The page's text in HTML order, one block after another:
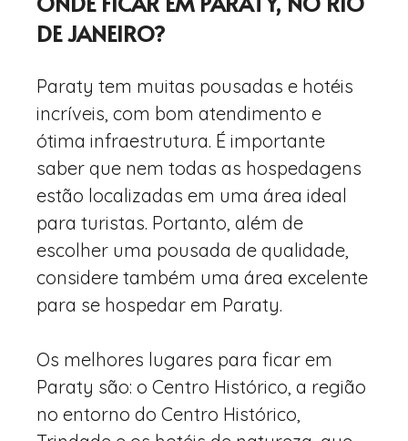
DE JANEIRO?
Paraty tem muitas pousadas e hotéis
incríveis, com bom atendimento e
ótima infraestrutura. É importante
saber que nem todas as hospedagens
estão localizadas em uma área ideal
para turistas. Portanto, além de
escolher uma pousada de qualidade,
considere também uma área excelente
para se hospedar em Paraty.
Os melhores lugares para ficar em
Paraty são: o Centro Histórico, a região
no entorno do Centro Histórico,